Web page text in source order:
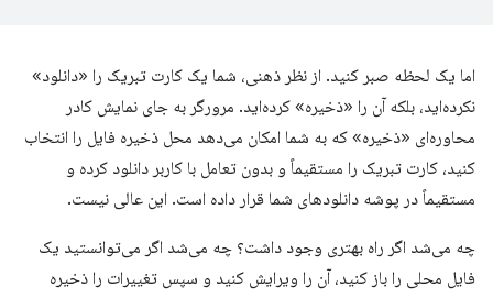
اما یک لحظه صبر کنید. از نظر ذهنی، شما یک کارت تبریک را «دانلود»
نکرده‌اید، بلکه آن را «ذخیره» کرده‌اید. مرورگر به جای نمایش کادر
محاوره‌ای «ذخیره» که به شما امکان می‌دهد محل ذخیره فایل را انتخاب
کنید، کارت تبریک را مستقیماً و بدون تعامل با کاربر دانلود کرده و
مستقیماً در پوشه دانلودهای شما قرار داده است. این عالی نیست.
چه می‌شد اگر راه بهتری وجود داشت؟ چه می‌شد اگر می‌توانستید یک
فایل محلی را باز کنید، آن را ویرایش کنید و سپس تغییرات را ذخیره